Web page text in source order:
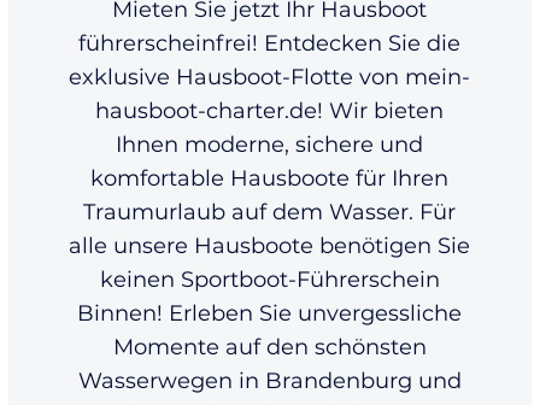
Mieten Sie jetzt Ihr Hausboot
führerscheinfrei! Entdecken Sie die
exklusive Hausboot-Flotte von mein-
hausboot-charter.de! Wir bieten
Ihnen moderne, sichere und
komfortable Hausboote für Ihren
Traumurlaub auf dem Wasser. Für
alle unsere Hausboote benötigen Sie
keinen Sportboot-Führerschein
Binnen! Erleben Sie unvergessliche
Momente auf den schönsten
Wasserwegen in Brandenburg und